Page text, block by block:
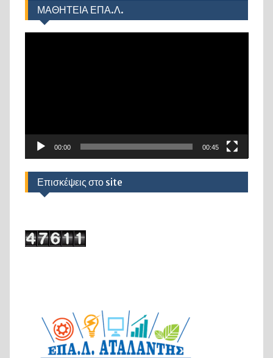
ΜΑΘΗΤΕΙΑ ΕΠΑ.Λ.
00:00 00:45
Επισκέψεις στο site